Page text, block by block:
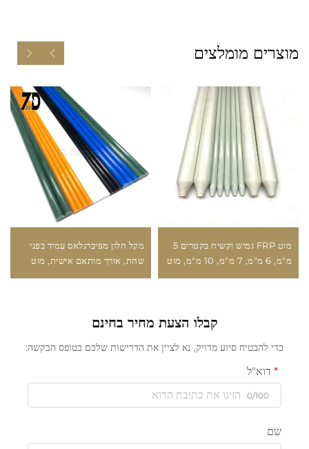
מוצרים מומלצים
מוט FRP גמיש וקשיח בקטרים 5
מ"מ, 6 מ"מ, 7 מ"מ, 10 מ"מ, מוט
מקל חלון מפיברגלאס עמיד בפני
שחת, אורך מותאם אישית, מוט
קבלו הצעת מחיר בחינם
כדי להבטיח סיוע מדויק, נא לציין את הדרישות שלכם בטופס הבקשה:
דוא"ל
0/100
שם